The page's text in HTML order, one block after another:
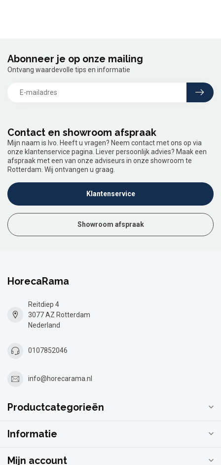
Contact en showroom afspraak
Mijn naam is Ivo. Heeft u vragen? Neem contact met ons op via
onze klantenservice pagina. Liever persoonlijk advies? Maak een
afspraak met een van onze adviseurs in onze showroom te
Rotterdam. Wij ontvangen u graag.
Klantenservice
Showroom afspraak
Abonneer je op onze mailing
Ontvang waardevolle tips en informatie
HorecaRama
Reitdiep 4
3077 AZ Rotterdam
Nederland
0107852046
info@horecarama.nl
Productcategorieën
Informatie
Mijn account